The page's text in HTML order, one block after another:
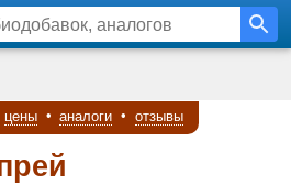
цены • аналоги • отзывы